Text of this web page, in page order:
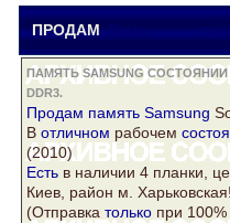
ПРОДАМ Drake
ПАМЯТЬ SAMSUNG
DDR3.
Продам память Samsung
В отличном рабочем
(2010)
Есть в наличии 4 планки,
Киев, район м. Харьковская!
(Отправка только при